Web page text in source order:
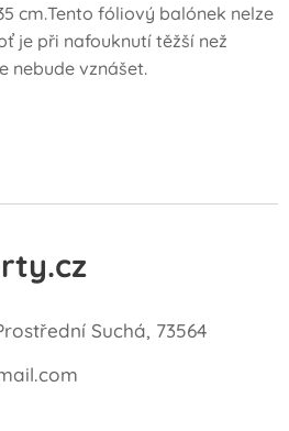
cm.Tento fóliový balónek nelze
je při nafouknutí těžší než
nebude vznášet.
Suchá, 73564